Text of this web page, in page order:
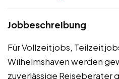
Jobbeschreibung
Für Vollzeitjobs,
Wilhelmshaven werden
zuverlässige Reiseberater